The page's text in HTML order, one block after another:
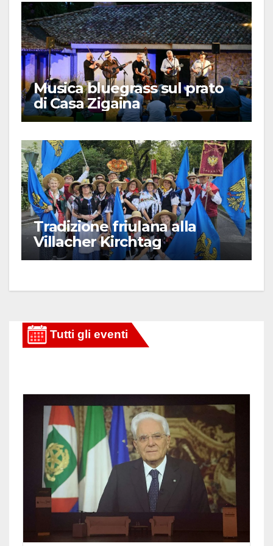
Musica bluegrass sul prato
di Casa Zigaina
Tradizione friulana alla
Villacher Kirchtag